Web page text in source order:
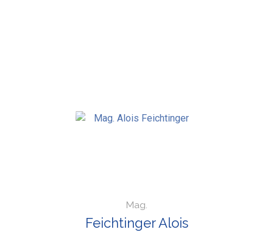
Mag.
Feichtinger Alois